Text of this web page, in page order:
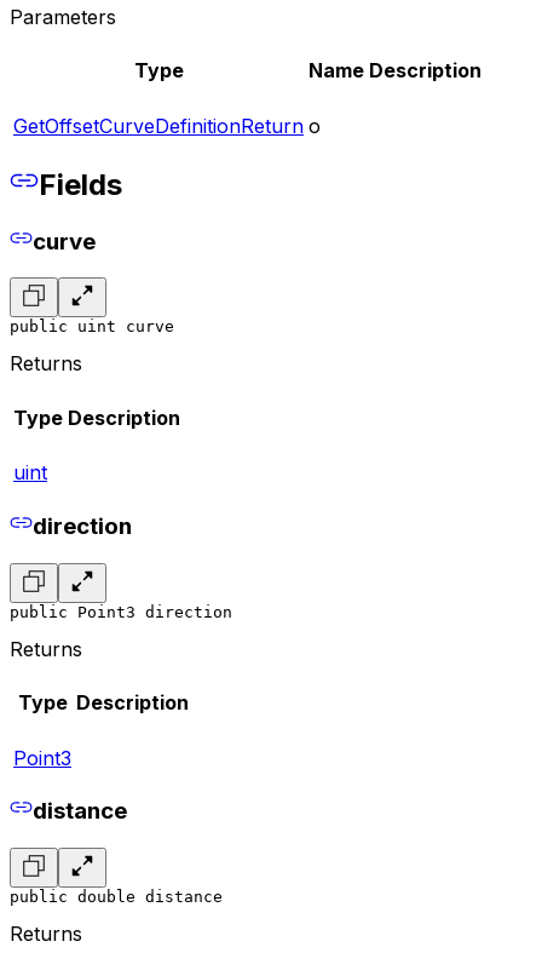
Parameters
Type Name Description
GetOffsetCurveDefinitionReturn o
Fields
curve
public uint curve
Returns
Type Description
uint
direction
public Point3 direction
Returns
Type Description
Point3
distance
public double distance
Returns